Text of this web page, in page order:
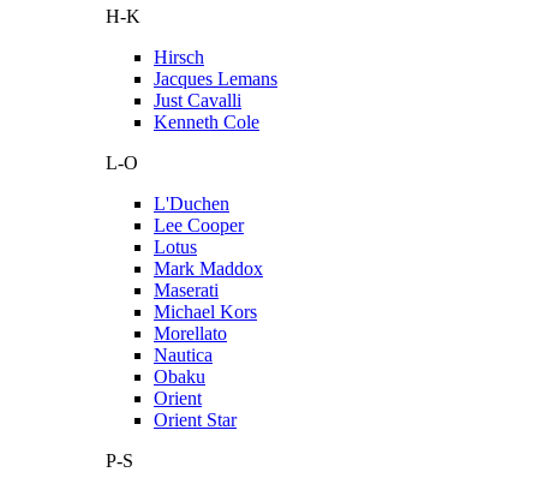
H-K
Hirsch
Jacques Lemans
Just Cavalli
Kenneth Cole
L-O
L'Duchen
Lee Cooper
Lotus
Mark Maddox
Maserati
Michael Kors
Morellato
Nautica
Obaku
Orient
Orient Star
P-S